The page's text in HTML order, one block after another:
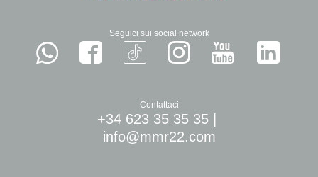
Seguici sui social network
Contattaci
+34 623 35 35 35
info@mmr22.com